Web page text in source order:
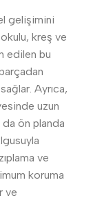
gelişimini
kreş ve
edilen bu
Ayrıca,
uzun
da ön planda
ve
koruma
ve